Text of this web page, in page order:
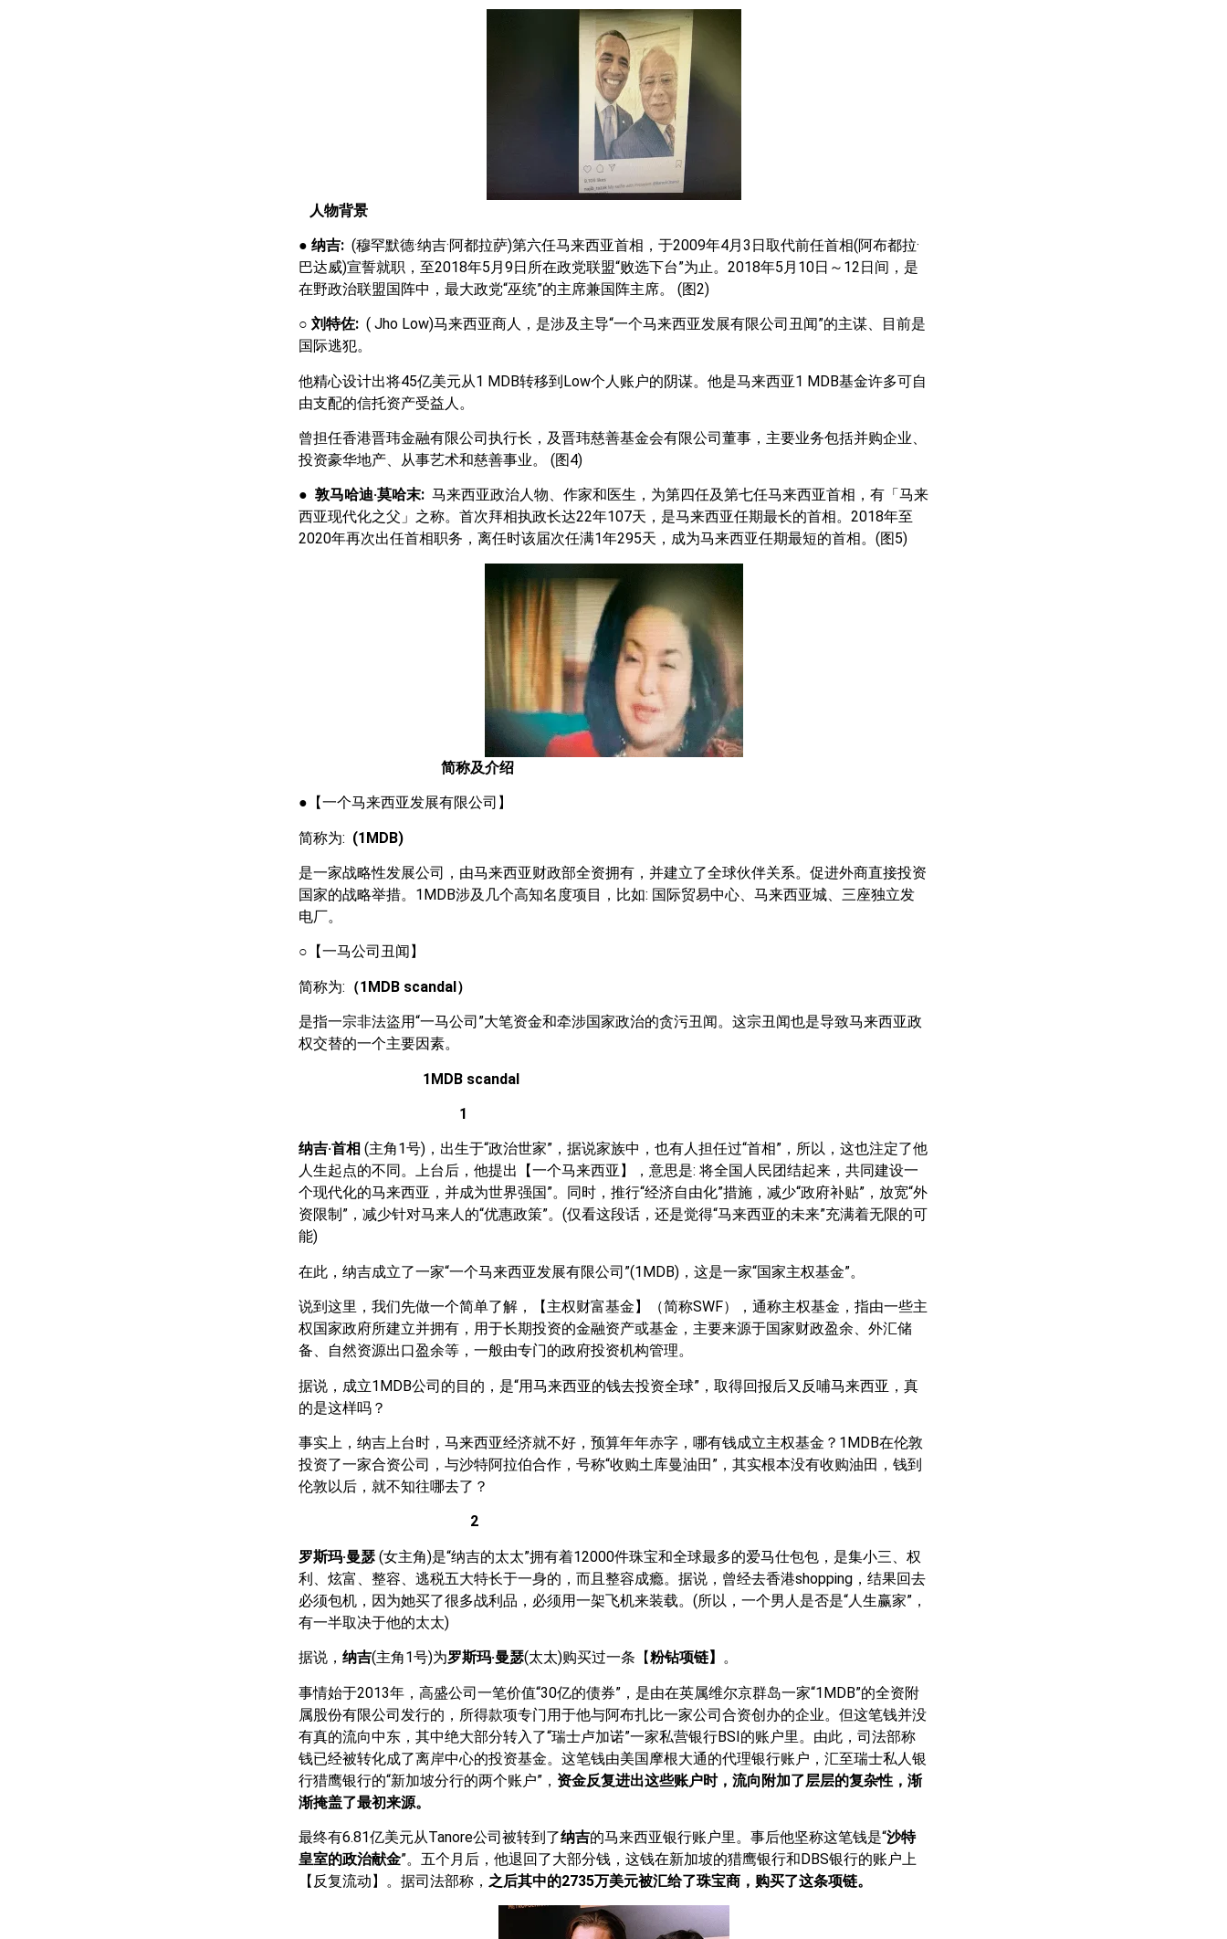
人物背景
● 纳吉: (穆罕默德·纳吉·阿都拉萨)第六任马来西亚首相，于2009年4月3日取代前任首相(阿布都拉·
巴达威)宣誓就职，至2018年5月9日所在政党联盟“败选下台”为止。2018年5月10日～12日间，是
在野政治联盟国阵中，最大政党“巫统”的主席兼国阵主席。 (图2)
○ 刘特佐: ( Jho Low)马来西亚商人，是涉及主导“一个马来西亚发展有限公司丑闻”的主谋、目前是
国际逃犯。
他精心设计出将45亿美元从1 MDB转移到Low个人账户的阴谋。他是马来西亚1 MDB基金许多可自
由支配的信托资产受益人。
曾担任香港晋玮金融有限公司执行长，及晋玮慈善基金会有限公司董事，主要业务包括并购企业、
投资豪华地产、从事艺术和慈善事业。 (图4)
● 敦马哈迪·莫哈末: 马来西亚政治人物、作家和医生，为第四任及第七任马来西亚首相，有「马来
西亚现代化之父」之称。首次拜相执政长达22年107天，是马来西亚任期最长的首相。2018年至
2020年再次出任首相职务，离任时该届次任满1年295天，成为马来西亚任期最短的首相。(图5)
简称及介绍
●【一个马来西亚发展有限公司】
简称为: (1MDB)
是一家战略性发展公司，由马来西亚财政部全资拥有，并建立了全球伙伴关系。促进外商直接投资
国家的战略举措。1MDB涉及几个高知名度项目，比如: 国际贸易中心、马来西亚城、三座独立发
电厂。
○【一马公司丑闻】
简称为: （1MDB scandal）
是指一宗非法盜用“一马公司”大笔资金和牵涉国家政治的贪污丑闻。这宗丑闻也是导致马来西亚政
权交替的一个主要因素。
1MDB scandal
1
纳吉·首相 (主角1号)，出生于“政治世家”，据说家族中，也有人担任过“首相”，所以，这也注定了他
人生起点的不同。上台后，他提出【一个马来西亚】，意思是: 将全国人民团结起来，共同建设一
个现代化的马来西亚，并成为世界强国”。同时，推行“经济自由化”措施，减少“政府补贴”，放宽“外
资限制”，减少针对马来人的“优惠政策”。(仅看这段话，还是觉得“马来西亚的未来”充满着无限的可
能)
在此，纳吉成立了一家“一个马来西亚发展有限公司”(1MDB)，这是一家“国家主权基金”。
说到这里，我们先做一个简单了解，【主权财富基金】（简称SWF），通称主权基金，指由一些主
权国家政府所建立并拥有，用于长期投资的金融资产或基金，主要来源于国家财政盈余、外汇储
备、自然资源出口盈余等，一般由专门的政府投资机构管理。
据说，成立1MDB公司的目的，是“用马来西亚的钱去投资全球”，取得回报后又反哺马来西亚，真
的是这样吗？
事实上，纳吉上台时，马来西亚经济就不好，预算年年赤字，哪有钱成立主权基金？1MDB在伦敦
投资了一家合资公司，与沙特阿拉伯合作，号称“收购土库曼油田”，其实根本没有收购油田，钱到
伦敦以后，就不知往哪去了？
2
罗斯玛·曼瑟 (女主角)是“纳吉的太太”拥有着12000件珠宝和全球最多的爱马仕包包，是集小三、权
利、炫富、整容、逃税五大特长于一身的，而且整容成瘾。据说，曾经去香港shopping，结果回去
必须包机，因为她买了很多战利品，必须用一架飞机来装载。(所以，一个男人是否是“人生赢家”，
有一半取决于他的太太)
据说， 纳吉(主角1号)为罗斯玛·曼瑟(太太)购买过一条【粉钻项链】 。
事情始于2013年，高盛公司一笔价值“30亿的债券”，是由在英属维尔京群岛一家“1MDB”的全资附
属股份有限公司发行的，所得款项专门用于他与阿布扎比一家公司合资创办的企业。但这笔钱并没
有真的流向中东，其中绝大部分转入了“瑞士卢加诺”一家私营银行BSI的账户里。由此，司法部称
钱已经被转化成了离岸中心的投资基金。这笔钱由美国摩根大通的代理银行账户，汇至瑞士私人银
行猎鹰银行的“新加坡分行的两个账户”， 资金反复进出这些账户时，流向附加了层层的复杂性，渐
渐掩盖了最初来源。
最终有6.81亿美元从Tanore公司被转到了纳吉的马来西亚银行账户里。事后他坚称这笔钱是“沙特
皇室的政治献金”。五个月后，他退回了大部分钱，这钱在新加坡的猎鹰银行和DBS银行的账户上
【反复流动】。据司法部称， 之后其中的2735万美元被汇给了珠宝商，购买了这条项链。